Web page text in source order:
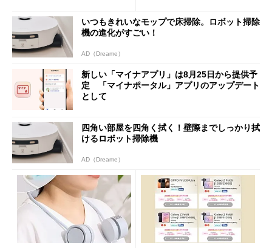
いつもきれいなモップで床掃除。ロボット掃除
機の進化がすごい！
AD（Dreame）
新しい「マイナアプリ」は8月25日から提供予
定 「マイナポータル」アプリのアップデート
として
四角い部屋を四角く拭く！壁際までしっかり拭
けるロボット掃除機
AD（Dreame）